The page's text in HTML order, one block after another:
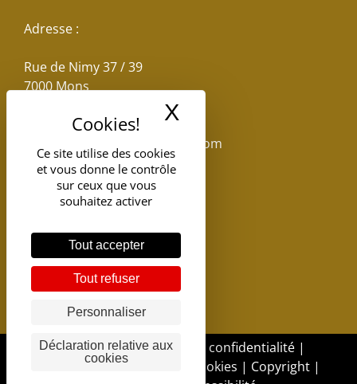
Ce site utilise des cookies
et vous donne le contrôle
sur ceux que vous
souhaitez activer
Tout accepter
Tout refuser
Personnaliser
Déclaration relative aux
cookies
X
Adresse :
Rue de Nimy 37 / 39
7000 Mons
reservations.losseau@gmail.com
Tel: +32(0)65.398.880
DGSI - 2017 |Politique de confidentialité |
Politique d'utilisation des cookies | Copyright |